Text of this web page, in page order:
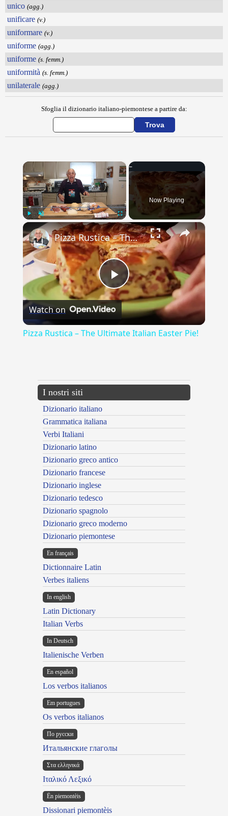
unico (agg.)
unificare (v.)
uniformare (v.)
uniforme (agg.)
uniforme (s. femm.)
uniformità (s. femm.)
unilaterale (agg.)
Sfoglia il dizionario italiano-piemontese a partire da:
×
Unmute Fullscreen
Now Playing
×
Play
Video
Pizza Rustica – The Ultimate Italian Easter Pie!
Watch on
Pizza Rustica – The Ultimate Italian Easter Pie!
I nostri siti
Dizionario italiano
Grammatica italiana
Verbi Italiani
Dizionario latino
Dizionario greco antico
Dizionario francese
Dizionario inglese
Dizionario tedesco
Dizionario spagnolo
Dizionario greco moderno
Dizionario piemontese
En français
Dictionnaire Latin
Verbes italiens
In english
Latin Dictionary
Italian Verbs
In Deutsch
Italienische Verben
En español
Los verbos italianos
Em portugues
Os verbos italianos
По русски
Итальянские глаголы
Στα ελληνικά
Ιταλικό Λεξικό
Ën piemontèis
Dissionari piemontèis